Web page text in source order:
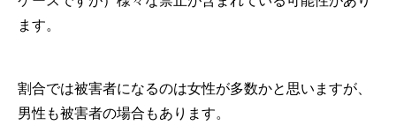
ます。
割合では被害者になるのは女性が多数かと思いますが、
男性も被害者の場合もあります。